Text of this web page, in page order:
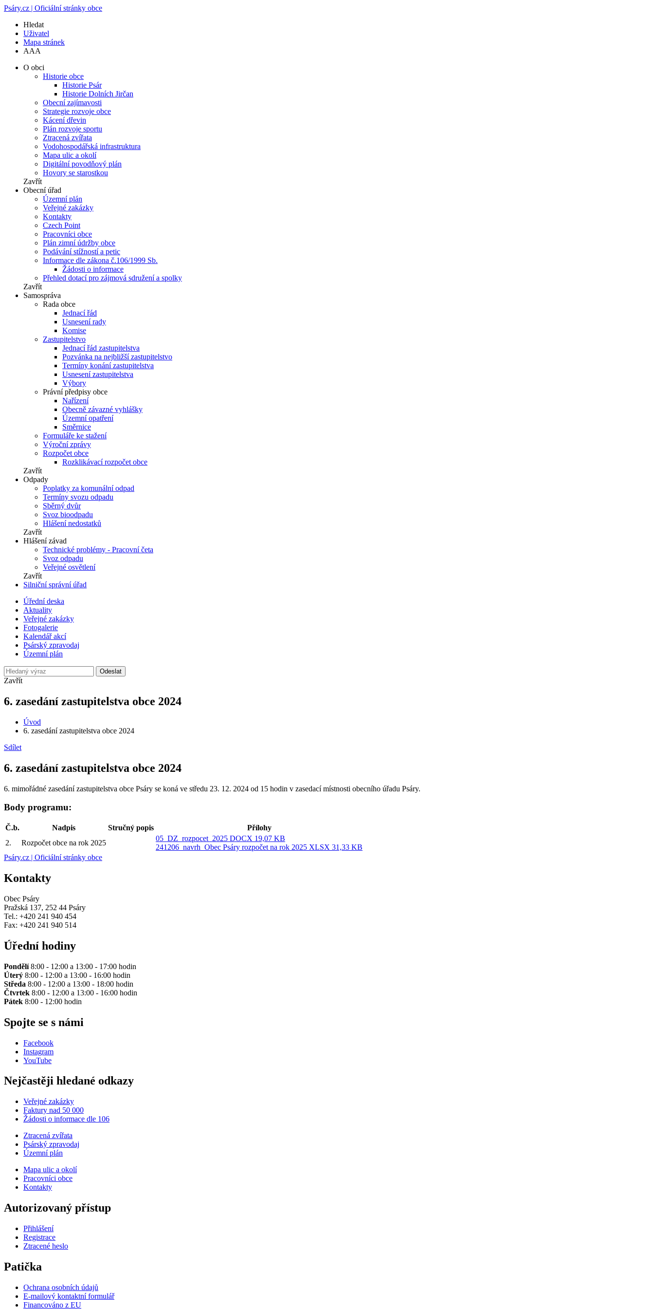
Psáry.cz | Oficiální stránky obce
Hledat
Uživatel
Mapa stránek
AAA
O obci
Historie obce
Historie Psár
Historie Dolních Jirčan
Obecní zajímavosti
Strategie rozvoje obce
Kácení dřevin
Plán rozvoje sportu
Ztracená zvířata
Vodohospodářská infrastruktura
Mapa ulic a okolí
Digitální povodňový plán
Hovory se starostkou
Zavřít
Obecní úřad
Územní plán
Veřejné zakázky
Kontakty
Czech Point
Pracovníci obce
Plán zimní údržby obce
Podávání stížností a petic
Informace dle zákona č.106/1999 Sb.
Žádosti o informace
Přehled dotací pro zájmová sdružení a spolky
Zavřít
Samospráva
Rada obce
Jednací řád
Usnesení rady
Komise
Zastupitelstvo
Jednací řád zastupitelstva
Pozvánka na nejbližší zastupitelstvo
Termíny konání zastupitelstva
Usnesení zastupitelstva
Výbory
Právní předpisy obce
Nařízení
Obecně závazné vyhlášky
Územní opatření
Směrnice
Formuláře ke stažení
Výroční zprávy
Rozpočet obce
Rozklikávací rozpočet obce
Zavřít
Odpady
Poplatky za komunální odpad
Termíny svozu odpadu
Sběrný dvůr
Svoz bioodpadu
Hlášení nedostatků
Zavřít
Hlášení závad
Technické problémy - Pracovní četa
Svoz odpadu
Veřejné osvětlení
Zavřít
Silniční správní úřad
Úřední deska
Aktuality
Veřejné zakázky
Fotogalerie
Kalendář akcí
Psárský zpravodaj
Územní plán
Odeslat
Zavřít
6. zasedání zastupitelstva obce 2024
Úvod
6. zasedání zastupitelstva obce 2024
Sdílet
6. zasedání zastupitelstva obce 2024
6. mimořádné zasedání zastupitelstva obce Psáry se koná ve středu 23. 12. 2024 od 15 hodin v zasedací místnosti obecního úřadu Psáry.
Body programu:
Č.b. Nadpis Stručný popis
Přílohy
2.
Rozpočet obce na rok 2025
05_DZ_rozpocet_2025 DOCX 19,07 KB
241206_navrh_Obec Psáry rozpočet na rok 2025 XLSX 31,33 KB
Psáry.cz | Oficiální stránky obce
Kontakty
Obec Psáry
Pražská 137, 252 44 Psáry
Tel.: +420 241 940 454
Fax: +420 241 940 514
Úřední hodiny
Pondělí8:00 - 12:00 a 13:00 - 17:00 hodin
Úterý 8:00 - 12:00 a 13:00 - 16:00 hodin
Středa 8:00 - 12:00 a 13:00 - 18:00 hodin
Čtvrtek 8:00 - 12:00 a 13:00 - 16:00 hodin
Pátek 8:00 - 12:00 hodin
Spojte se s námi
Facebook
Instagram
YouTube
Nejčastěji hledané odkazy
Veřejné zakázky
Faktury nad 50 000
Žádosti o informace dle 106
Ztracená zvířata
Psárský zpravodaj
Územní plán
Mapa ulic a okolí
Pracovníci obce
Kontakty
Autorizovaný přístup
Přihlášení
Registrace
Ztracené heslo
Patička
Ochrana osobních údajů
E-mailový kontaktní formulář
Financováno z EU